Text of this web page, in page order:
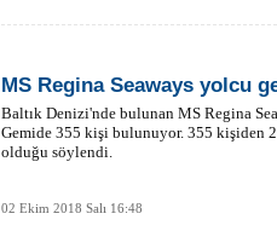
MS Regina Seaways yolcu
Baltık Denizi'nde bulunan MS Regina
Gemide 355 kişi bulunuyor. 355 kişiden
olduğu söylendi.
02 Ekim 2018 Salı 16:48